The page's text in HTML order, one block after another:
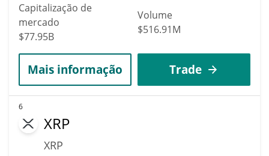
Capitalização de
mercado
$77.95B
Volume
$516.91M
Mais informação Trade
6
XRP
XRP